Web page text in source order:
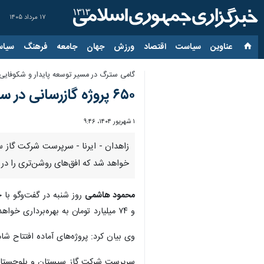
۱۷ مرداد ۱۴۰۵
عناوین‌ سیاست اقتصاد ورزش جهان جامعه فرهنگ
گامی سترگ در مسیر توسعه پایدار و
۶۵۰ پروژه گازرسانی در سیستان و بلوچستان آماده افتتاح و کلنگ‌زنی است
۱ شهریور ۱۴۰۴، ۹:۴۶